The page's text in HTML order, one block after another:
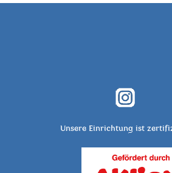
Unsere Einrichtung ist